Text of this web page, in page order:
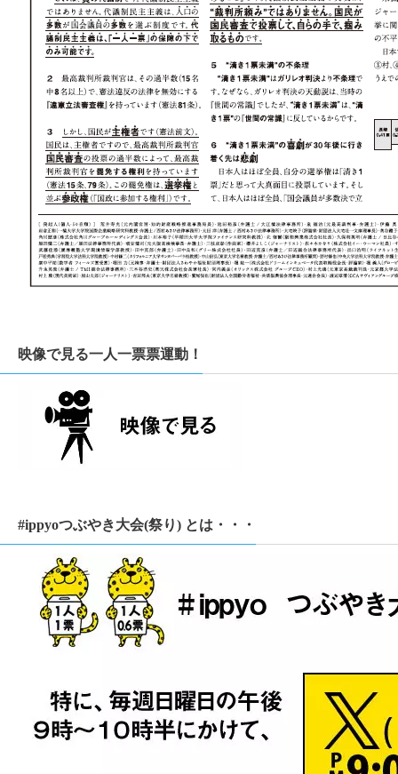
映像で見る一人一票票運動！
#ippyoつぶやき大会(祭り) とは・・・